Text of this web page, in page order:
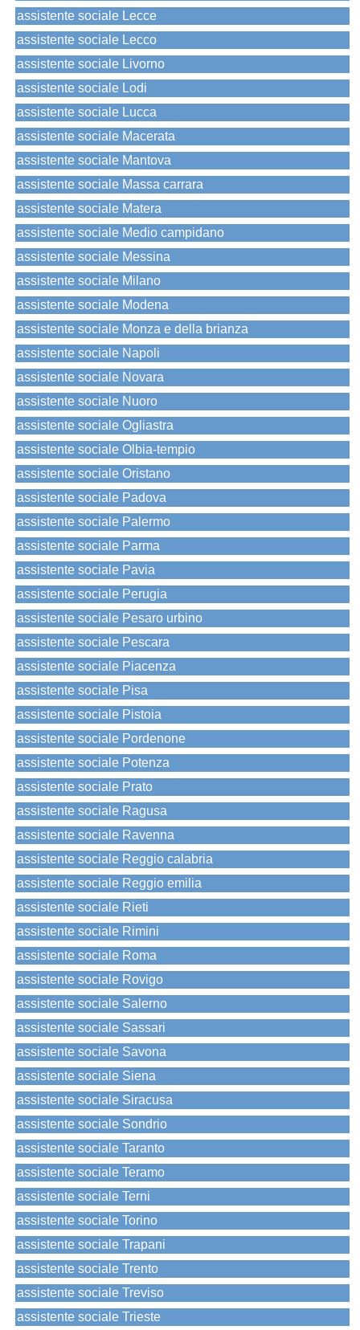
assistente sociale Lecce
assistente sociale Lecco
assistente sociale Livorno
assistente sociale Lodi
assistente sociale Lucca
assistente sociale Macerata
assistente sociale Mantova
assistente sociale Massa carrara
assistente sociale Matera
assistente sociale Medio campidano
assistente sociale Messina
assistente sociale Milano
assistente sociale Modena
assistente sociale Monza e della brianza
assistente sociale Napoli
assistente sociale Novara
assistente sociale Nuoro
assistente sociale Ogliastra
assistente sociale Olbia-tempio
assistente sociale Oristano
assistente sociale Padova
assistente sociale Palermo
assistente sociale Parma
assistente sociale Pavia
assistente sociale Perugia
assistente sociale Pesaro urbino
assistente sociale Pescara
assistente sociale Piacenza
assistente sociale Pisa
assistente sociale Pistoia
assistente sociale Pordenone
assistente sociale Potenza
assistente sociale Prato
assistente sociale Ragusa
assistente sociale Ravenna
assistente sociale Reggio calabria
assistente sociale Reggio emilia
assistente sociale Rieti
assistente sociale Rimini
assistente sociale Roma
assistente sociale Rovigo
assistente sociale Salerno
assistente sociale Sassari
assistente sociale Savona
assistente sociale Siena
assistente sociale Siracusa
assistente sociale Sondrio
assistente sociale Taranto
assistente sociale Teramo
assistente sociale Terni
assistente sociale Torino
assistente sociale Trapani
assistente sociale Trento
assistente sociale Treviso
assistente sociale Trieste